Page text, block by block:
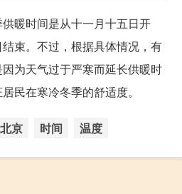
暖时间是从十一月十五日开
束。不过，根据具体情况，有
为天气过于严寒而延长供暖时
民在寒冷冬季的舒适度。
北京 时间 温度